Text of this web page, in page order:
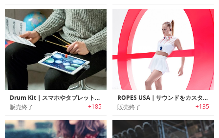
Drum Kit｜スマホやタブレットがあればいつでもドラムプレイ可能なバーチャルドラムキット「ドラムキット」
販売終了 +185
ROPES USA｜サウンドをカスタマイズ可能なBluetoothイヤホン「ロープス」
販売終了 +135